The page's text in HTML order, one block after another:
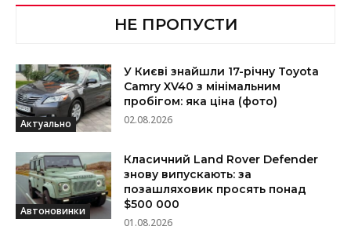
НЕ ПРОПУСТИ
Актуально
У Києві знайшли 17-річну Toyota
Camry XV40 з мінімальним
пробігом: яка ціна (фото)
02.08.2026
Автоновинки
Класичний Land Rover Defender
знову випускають: за
позашляховик просять понад
$500 000
01.08.2026